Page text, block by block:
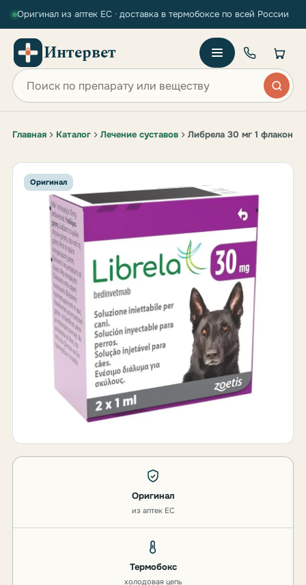
Оригинал из аптек ЕС · доставка в термобоксе по всей России
Интервет
Поиск по сайту
Главная Каталог Лечение суставов Либрела 30 мг 1 флакон
Оригинал
Оригинал
из аптек ЕС
Термобокс
холодовая цепь